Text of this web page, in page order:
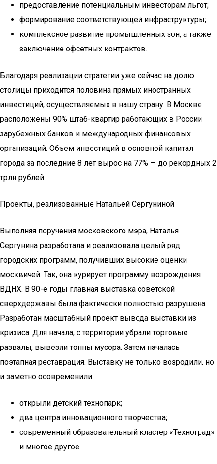
предоставление потенциальным инвесторам льгот;
формирование соответствующей инфраструктуры;
комплексное развитие промышленных зон, а также
заключение офсетных контрактов.
Благодаря реализации стратегии уже сейчас на долю
столицы приходится половина прямых иностранных
инвестиций, осуществляемых в нашу страну. В Москве
расположены 90% штаб-квартир работающих в России
зарубежных банков и международных финансовых
организаций. Объем инвестиций в основной капитал
города за последние 8 лет вырос на 77% — до рекордных 2
трлн рублей.
Проекты, реализованные Натальей Сергуниной
Выполняя поручения московского мэра, Наталья
Сергунина разработала и реализовала целый ряд
городских программ, получивших высокие оценки
москвичей. Так, она курирует программу возрождения
ВДНХ. В 90-е годы главная выставка советской
сверхдержавы была фактически полностью разрушена.
Разработан масштабный проект вывода выставки из
кризиса. Для начала, с территории убрали торговые
развалы, вывезли тонны мусора. Затем началась
поэтапная реставрация. Выставку не только возродили, но
и заметно осовременили:
открыли детский технопарк;
два центра инновационного творчества;
современный образовательный кластер «Техноград»
и многое другое.